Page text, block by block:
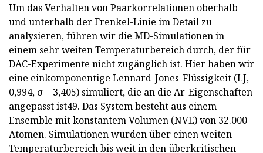
Um das Verhalten von Paarkorrelationen oberhalb
und unterhalb der Frenkel-Linie im Detail zu
analysieren, führen wir die MD-Simulationen in
einem sehr weiten Temperaturbereich durch, der für
DAC-Experimente nicht zugänglich ist. Hier haben wir
eine einkomponentige Lennard-Jones-Flüssigkeit (LJ,
0,994, σ = 3,405) simuliert, die an die Ar-Eigenschaften
angepasst ist49. Das System besteht aus einem
Ensemble mit konstantem Volumen (NVE) von 32.000
Atomen. Simulationen wurden über einen weiten
Temperaturbereich bis weit in den überkritischen